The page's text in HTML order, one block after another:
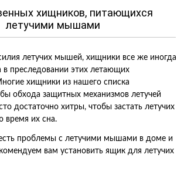
хищников, питающихся
летучими мышами
летучих мышей, хищники все же иногда
в преследовании этих летающих
хищники из нашего списка
обхода защитных механизмов летучей
достаточно хитры, чтобы застать летучих
время их сна.
есть проблемы с летучими мышами в доме и
вам установить ящик для летучих